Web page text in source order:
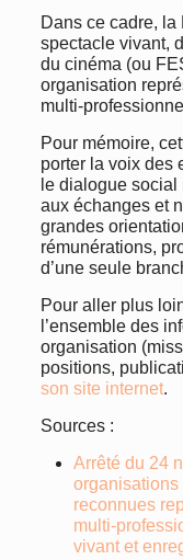
Dans ce cadre,
spectacle vivant,
du cinéma (ou
organisation
multi-
Pour mémoire,
porter la voix des
le dialogue
aux échanges et
grandes
rémunérations,
d’une seule
Pour aller plus
l’ensemble des
organisation
positions,
son site internet.
Sources :
Arrêté du 24
organisations
reconnues
multi-
vivant et